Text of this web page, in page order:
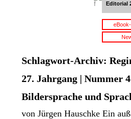
Editorial
Schlagwort-Archiv:
27. Jahrgang | Nummer
Bildersprache und
von Jürgen Hauschke Ein